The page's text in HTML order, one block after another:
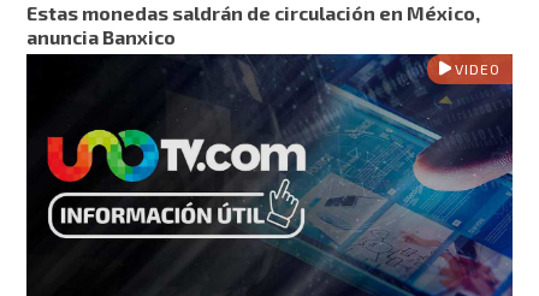
Estas monedas saldrán de circulación en México,
anuncia Banxico
VIDEO